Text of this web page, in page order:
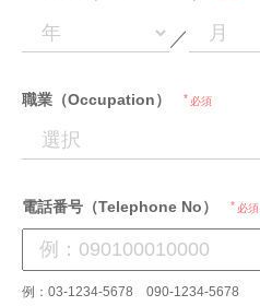
／
職業（Occupation） 必須
電話番号（Telephone No） 必須
例：03-1234-5678 090-1234-5678